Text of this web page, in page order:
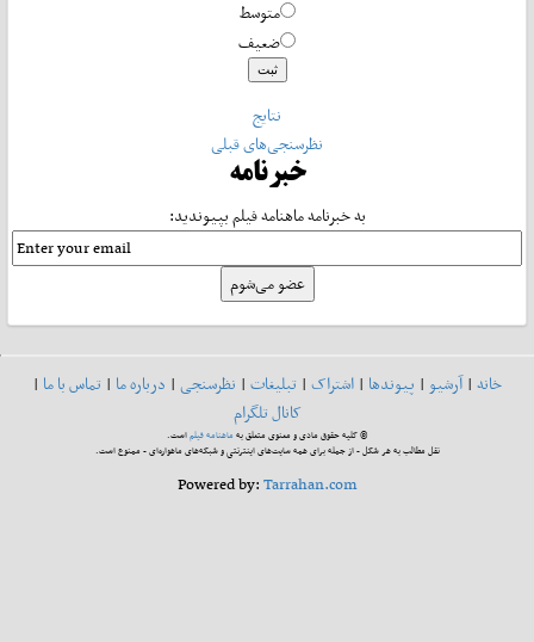
متوسط
ضعیف
نتایج
نظرسنجی‌های قبلی
خبرنامه
به خبرنامه ماهنامه فیلم بپیوندید:
خانه|آرشیو| پیوندها| اشتراک| تبلیغات| نظرسنجی| درباره ما| تماس با ما|
کانال تلگرام
© کلیه حقوق مادی و معنوی متعلق بهماهنامه فیلماست.
نقل مطالب به هر شکل - از جمله برای همه سایت‌های اینترنتی و شبکه‌های ماهواره‌ای - ممنوع است.
Powered by:Tarrahan.com